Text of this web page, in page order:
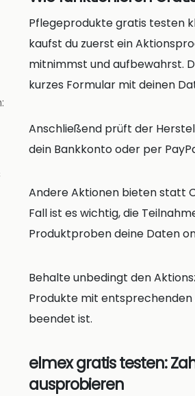
Pflegeprodukte gratis testen
kaufst du zuerst ein
mitnimmst und aufbewahrst.
kurzes Formular mit deinen
Anschließend prüft der
dein Bankkonto oder per
Andere Aktionen bieten statt
Fall ist es wichtig, die
Produktproben deine Daten
Behalte unbedingt den
Produkte mit entsprechenden
beendet ist.
elmex gratis testen:
ausprobieren